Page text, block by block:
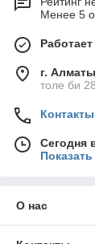
Менее 5
г. Алматы
толе би
Контакты
Сегодня
О нас